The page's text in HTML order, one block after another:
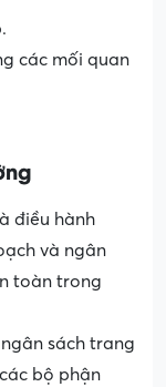
các mối quan
điều hành
và ngân
toàn trong
sách trang
bộ phận